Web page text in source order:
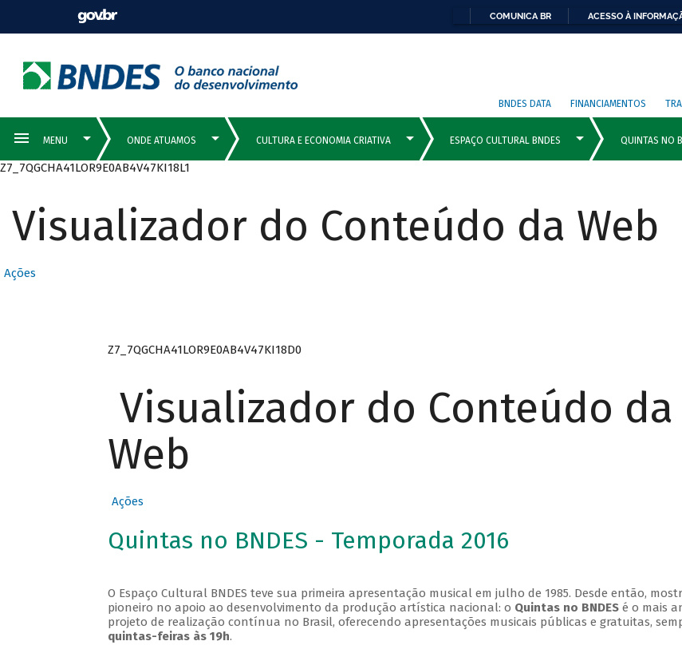
COMUNICA BR ACESSO À
BNDES DATA FINANCIAMENTOS
Z7_7QGCHA41LOR9E0AB4V47KI18L1
Visualizador do Conteúdo da Web
Ações
Z7_7QGCHA41LOR9E0AB4V47KI18D0
Visualizador do Conteúdo da
Web
Ações
Quintas no BNDES - Temporada 2016
O Espaço Cultural BNDES teve sua primeira apresentação musical em julho de 1985. Desde então,
pioneiro no apoio ao desenvolvimento da produção artística nacional: o Quintas no BNDESé o mais
projeto de realização contínua no Brasil, oferecendo apresentações musicais públicas e gratuitas,
quintas-feiras às 19h.